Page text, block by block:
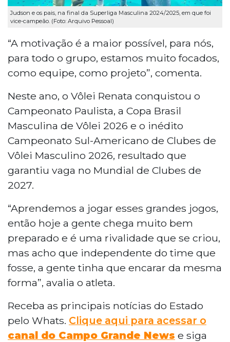
Judson e os pais, na final da Superliga Masculina 2024/2025, em que foi
vice-campeão. (Foto: Arquivo Pessoal)
“A motivação é a maior possível, para nós,
para todo o grupo, estamos muito focados,
como equipe, como projeto”, comenta.
Neste ano, o Vôlei Renata conquistou o
Campeonato Paulista, a Copa Brasil
Masculina de Vôlei 2026 e o inédito
Campeonato Sul-Americano de Clubes de
Vôlei Masculino 2026, resultado que
garantiu vaga no Mundial de Clubes de
2027.
“Aprendemos a jogar esses grandes jogos,
então hoje a gente chega muito bem
preparado e é uma rivalidade que se criou,
mas acho que independente do time que
fosse, a gente tinha que encarar da mesma
forma”, avalia o atleta.
Receba as principais notícias do Estado
pelo Whats. Clique aqui para acessar o
canal do Campo Grande News e siga